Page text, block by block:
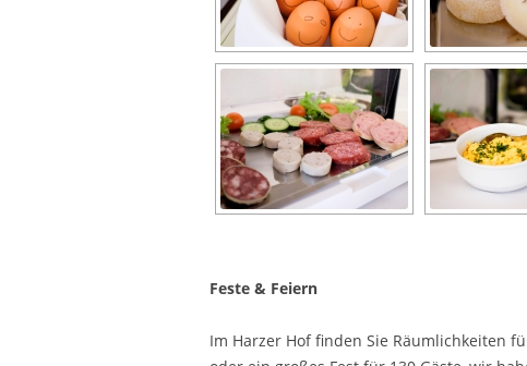
Feste & Feiern
Im Harzer Hof finden Sie Räumlichkeiten